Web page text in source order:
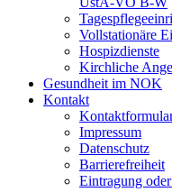
Vollstationäre
Hospizdienste
Kirchliche
Gesundheit im NOK
Kontakt
Impressum
Datenschutz
Barrierefreiheit
Eintragung